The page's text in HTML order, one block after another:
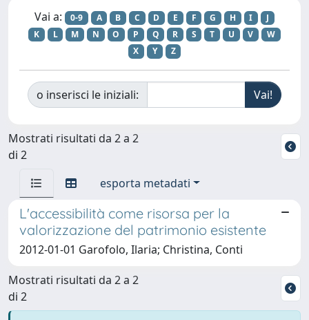
Vai a: 0-9 A B C D E F G H I
J
K
L M N O P Q R S T U V
W
X
Y Z
o inserisci le iniziali:
Mostrati risultati da 2 a 2
di 2
esporta metadati
L'accessibilità come risorsa per la
valorizzazione del patrimonio esistente
2012-01-01 Garofolo, Ilaria; Christina, Conti
Mostrati risultati da 2 a 2
di 2